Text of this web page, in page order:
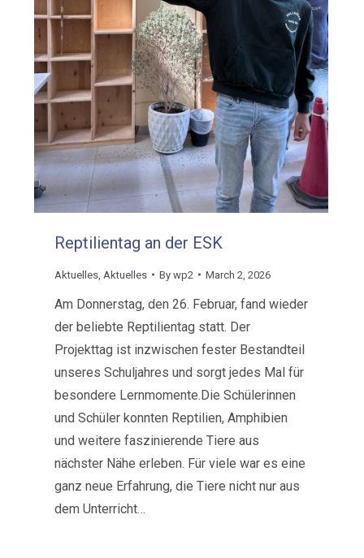
Reptilientag an der ESK
Aktuelles Aktuelles Bywp2 March 2, 2026
Am Donnerstag, den 26. Februar, fand wieder
der beliebte Reptilientag statt. Der
Projekttag ist inzwischen fester Bestandteil
unseres Schuljahres und sorgt jedes Mal für
besondere Lernmomente.Die Schülerinnen
und Schüler konnten Reptilien, Amphibien
und weitere faszinierende Tiere aus
nächster Nähe erleben. Für viele war es eine
ganz neue Erfahrung, die Tiere nicht nur aus
dem Unterricht…